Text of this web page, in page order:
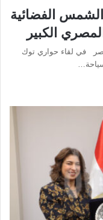
الشمس الفضائية
الكبير
في لقاء حواري توك